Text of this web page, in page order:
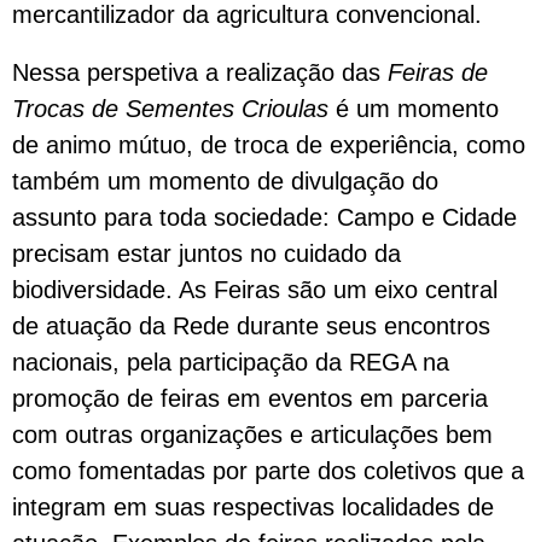
mercantilizador da agricultura convencional.
Nessa perspetiva a realização das Feiras de
Trocas de Sementes Crioulas é um momento
de animo mútuo, de troca de experiência, como
também um momento de divulgação do
assunto para toda sociedade: Campo e Cidade
precisam estar juntos no cuidado da
biodiversidade. As Feiras são um eixo central
de atuação da Rede durante seus encontros
nacionais, pela participação da REGA na
promoção de feiras em eventos em parceria
com outras organizações e articulações bem
como fomentadas por parte dos coletivos que a
integram em suas respectivas localidades de